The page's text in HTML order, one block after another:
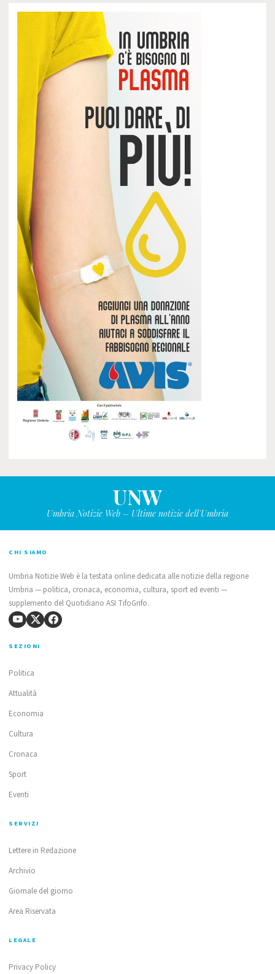
UNW
Umbria Notizie Web – Ultime notizie dell'Umbria
CHI SIAMO
Umbria Notizie Web è la testata online dedicata alle notizie della regione
Umbria — politica, cronaca, economia, cultura, sport ed eventi —
supplemento del Quotidiano ASI TifoGrifo.
SEZIONI
Politica
Attualità
Economia
Cultura
Cronaca
Sport
Eventi
SERVIZI
Lettere in Redazione
Archivio
Giornale del giorno
Area Riservata
LEGALE
Privacy Policy